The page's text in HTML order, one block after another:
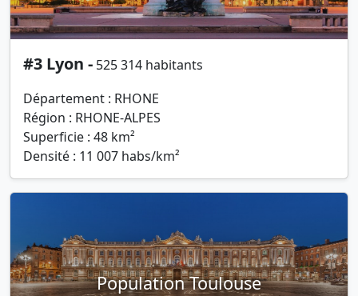
#3 Lyon - 525 314 habitants
Département : RHONE
Région : RHONE-ALPES
Superficie : 48 km²
Densité : 11 007 habs/km²
Population Toulouse